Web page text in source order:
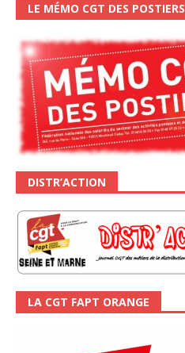
LE MÉMO CGT DES POSTIERS
DISTR’ACTION
LA CGT FAPT ORANGE